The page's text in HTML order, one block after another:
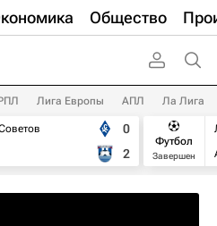
Общество
Лига Европы АПЛ Ла Лига
0
2
Футбол
Завершен